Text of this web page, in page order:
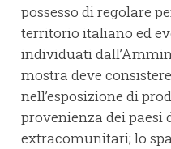
possesso di regolare
territorio italiano ed
individuati
mostra deve
nell’esposizione di
provenienza dei
extracomunitari; lo